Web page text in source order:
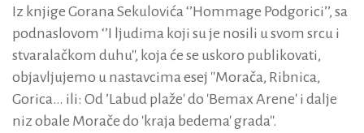
Iz knjige Gorana Sekulovića ‘’Hommage Podgorici’’, sa
podnaslovom ‘’I ljudima koji su je nosili u svom srcu i
stvaralačkom duhu'', koja će se uskoro publikovati,
objavljujemo u nastavcima esej ''Morača, Ribnica,
Gorica… ili: Od ’Labud plaže' do 'Bemax Arene' i dalje
niz obale Morače do 'kraja bedema' grada''.